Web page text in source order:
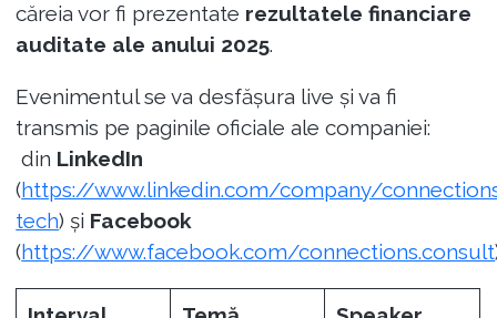
căreia vor fi prezentate rezultatele financiare
auditate ale anului 2025.
Evenimentul se va desfășura live și va fi
transmis pe paginile oficiale ale companiei:
din LinkedIn
(https://www.linkedin.com/company/
tech) și Facebook
(https://www.facebook.com/connections.consult